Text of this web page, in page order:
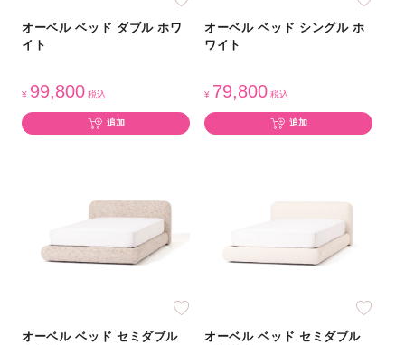
オーベル ベッド ダブル ホワ
イト
¥ 99,800 税込
追加
オーベル ベッド シングル ホ
ワイト
¥ 79,800 税込
追加
オーベル ベッド セミダブル
オーベル ベッド セミダブル